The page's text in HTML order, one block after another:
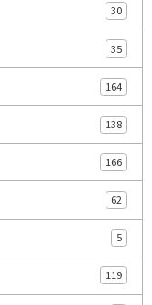
30
35
164
138
166
62
5
119